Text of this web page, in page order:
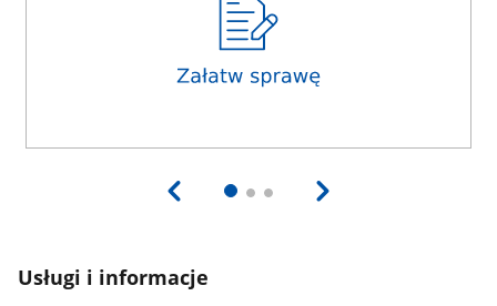
Usługi i informacje